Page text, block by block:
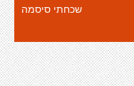
שכחתי סיסמה